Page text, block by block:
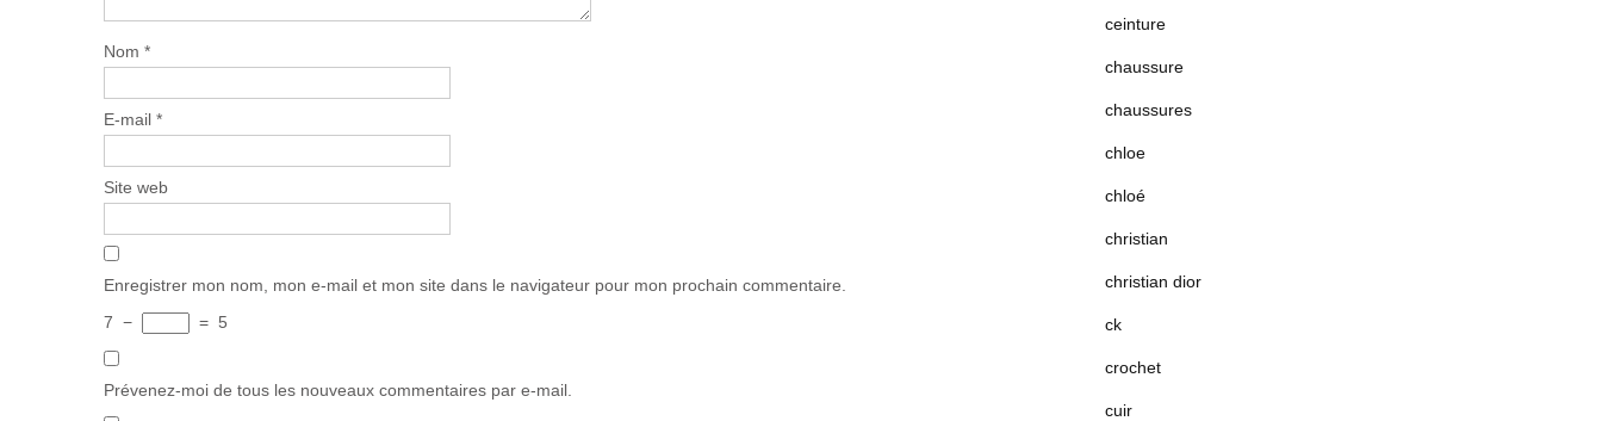
Nom *
E-mail *
Site web
Enregistrer mon nom, mon e-mail et mon site dans le navigateur pour mon prochain commentaire.
7 − = 5
Prévenez-moi de tous les nouveaux commentaires par e-mail.
ceinture
chaussure
chaussures
chloe
chloé
christian
christian dior
ck
crochet
cuir